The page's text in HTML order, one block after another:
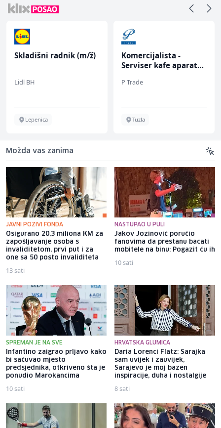
Skladišni radnik (m/ž)
Lidl BH
Lepenica
Komercijalista -
Serviser kafe aparata
P Trade
Tuzla
Možda vas zanima
JAVNI POZIVI FONDA
Osigurano 20,3 miliona KM za
zapošljavanje osoba s
invaliditetom, prvi put i za
one sa 50 posto invaliditeta
13 sati
NASTUPAO U PULI
Jakov Jozinović poručio
fanovima da prestanu bacati
mobitele na binu: Pogazit ću ih
10 sati
SPREMAN JE NA SVE
Infantino zaigrao prljavo kako
bi sačuvao mjesto
predsjednika, otkriveno šta je
ponudio Marokancima
10 sati
HRVATSKA GLUMICA
Daria Lorenci Flatz: Sarajka
sam uvijek i zauvijek,
Sarajevo je moj bazen
inspiracije, duha i nostalgije
8 sati